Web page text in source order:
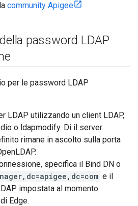
community Apigee
password LDAP
per le password LDAP
LDAP utilizzando un client LDAP,
o ldapmodify. Di il server
rimane in ascolto sulla porta
specifica il Bind DN o
e il
impostata al momento
Edge.